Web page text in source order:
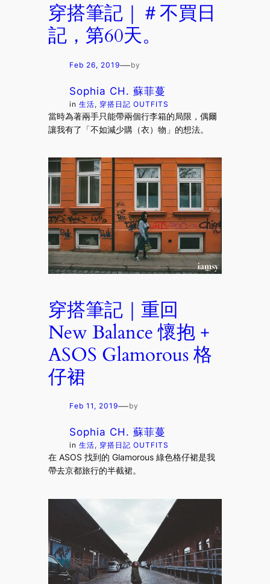
穿搭筆記｜＃不買日
記，第60天。
Feb 26, 2019—by
Sophia CH. 蘇菲蔓
in生活, 穿搭日記 OUTFITS
當時為著兩手只能帶兩個行李箱的局限，偶爾
讓我有了「不如減少購（衣）物」的想法。
穿搭筆記｜重回
New Balance 懷抱 +
ASOS Glamorous 格
仔裙
Feb 11, 2019—by
Sophia CH. 蘇菲蔓
in生活, 穿搭日記 OUTFITS
在 ASOS 找到的 Glamorous 綠色格仔裙是我
帶去京都旅行的半截裙。